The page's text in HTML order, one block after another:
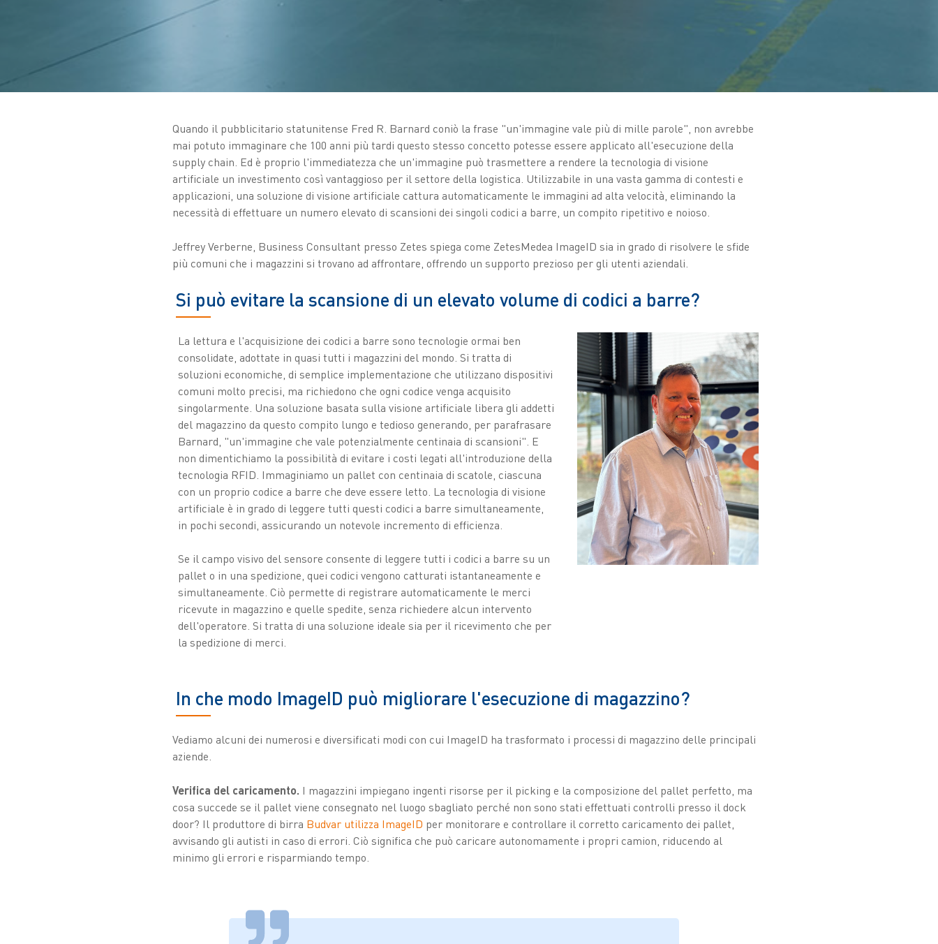
Quando il pubblicitario statunitense Fred R. Barnard coniò la frase "un'immagine vale più di mille parole", non avrebbe
mai potuto immaginare che 100 anni più tardi questo stesso concetto potesse essere applicato all'esecuzione della
supply chain. Ed è proprio l'immediatezza che un'immagine può trasmettere a rendere la tecnologia di visione
artificiale un investimento così vantaggioso per il settore della logistica. Utilizzabile in una vasta gamma di contesti e
applicazioni, una soluzione di visione artificiale cattura automaticamente le immagini ad alta velocità, eliminando la
necessità di effettuare un numero elevato di scansioni dei singoli codici a barre, un compito ripetitivo e noioso.
Jeffrey Verberne, Business Consultant presso Zetes spiega come ZetesMedea ImageID sia in grado di risolvere le sfide
più comuni che i magazzini si trovano ad affrontare, offrendo un supporto prezioso per gli utenti aziendali.
Si può evitare la scansione di un elevato volume di codici a barre?
La lettura e l'acquisizione dei codici a barre sono tecnologie ormai ben
consolidate, adottate in quasi tutti i magazzini del mondo. Si tratta di
soluzioni economiche, di semplice implementazione che utilizzano dispositivi
comuni molto precisi, ma richiedono che ogni codice venga acquisito
singolarmente. Una soluzione basata sulla visione artificiale libera gli addetti
del magazzino da questo compito lungo e tedioso generando, per parafrasare
Barnard, "un'immagine che vale potenzialmente centinaia di scansioni". E
non dimentichiamo la possibilità di evitare i costi legati all'introduzione della
tecnologia RFID. Immaginiamo un pallet con centinaia di scatole, ciascuna
con un proprio codice a barre che deve essere letto. La tecnologia di visione
artificiale è in grado di leggere tutti questi codici a barre simultaneamente,
in pochi secondi, assicurando un notevole incremento di efficienza.
Se il campo visivo del sensore consente di leggere tutti i codici a barre su un
pallet o in una spedizione, quei codici vengono catturati istantaneamente e
simultaneamente. Ciò permette di registrare automaticamente le merci
ricevute in magazzino e quelle spedite, senza richiedere alcun intervento
dell'operatore. Si tratta di una soluzione ideale sia per il ricevimento che per
la spedizione di merci.
In che modo ImageID può migliorare l'esecuzione di magazzino?
Vediamo alcuni dei numerosi e diversificati modi con cui ImageID ha trasformato i processi di magazzino delle principali
aziende.
Verifica del caricamento. I magazzini impiegano ingenti risorse per il picking e la composizione del pallet perfetto, ma
cosa succede se il pallet viene consegnato nel luogo sbagliato perché non sono stati effettuati controlli presso il dock
door? Il produttore di birra Budvar utilizza ImageID per monitorare e controllare il corretto caricamento dei pallet,
avvisando gli autisti in caso di errori. Ciò significa che può caricare autonomamente i propri camion, riducendo al
minimo gli errori e risparmiando tempo.